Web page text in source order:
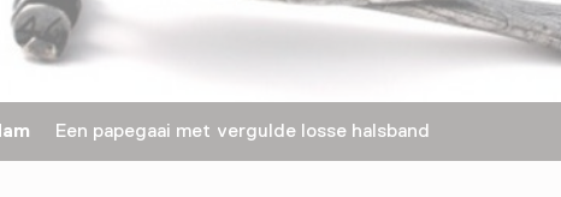
Een papegaai met vergulde losse halsband